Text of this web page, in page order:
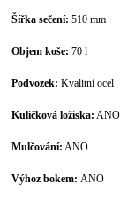
Šířka sečení:510 mm
Objem koše: 70 l
Podvozek: Kvalitní ocel
Kuličková ložiska: ANO
Mulčování: ANO
Výhoz bokem:ANO